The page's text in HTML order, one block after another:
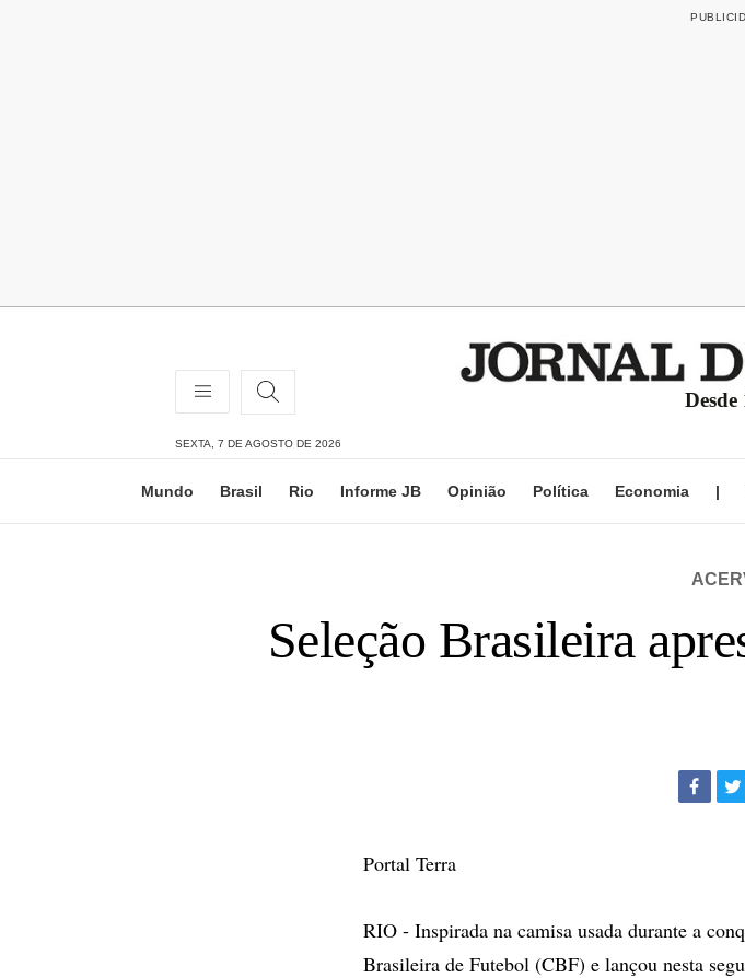
Desde
SEXTA, 7 DE AGOSTO DE 2026
Mundo Brasil Rio Informe JB Opinião Política Economia |
Seleção Brasileira
Portal Terra
RIO - Inspirada na camisa usada durante a
Brasileira de Futebol (CBF) e lançou nesta